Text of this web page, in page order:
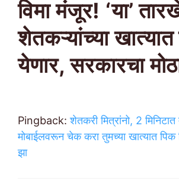
विमा मंजूर! ‘या’
शेतकऱ्यांच्या
येणार, सरकारचा
Pingback:शेतकरी मित्रांनो, 2 मिनिटात
मोबाईलवरून चेक करा तुमच्या खात्यात पिक
झा